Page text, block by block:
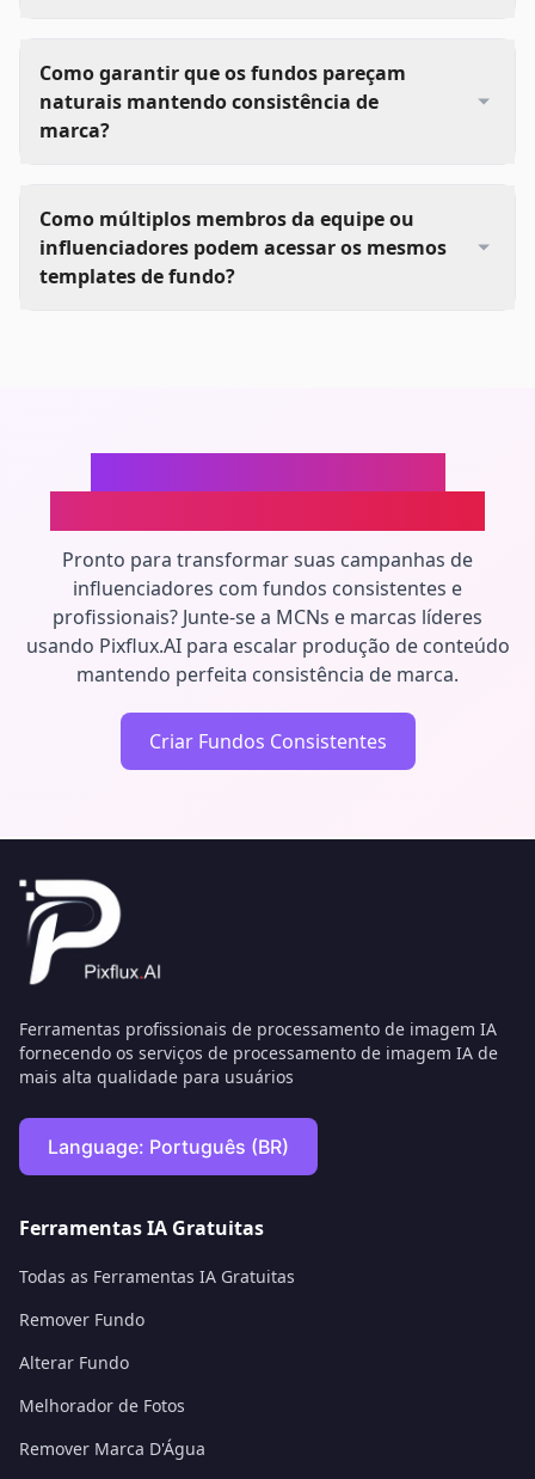
Como garantir que os fundos pareçam
naturais mantendo consistência de
marca?
Como múltiplos membros da equipe ou
influenciadores podem acessar os mesmos
templates de fundo?
Pronto para transformar suas campanhas de
influenciadores com fundos consistentes e
profissionais? Junte-se a MCNs e marcas líderes
usando Pixflux.AI para escalar produção de conteúdo
mantendo perfeita consistência de marca.
Criar Fundos Consistentes
Ferramentas profissionais de processamento de imagem IA
fornecendo os serviços de processamento de imagem IA de
mais alta qualidade para usuários
Language: Português (BR)
Ferramentas IA Gratuitas
Todas as Ferramentas IA Gratuitas
Remover Fundo
Alterar Fundo
Melhorador de Fotos
Remover Marca D'Água